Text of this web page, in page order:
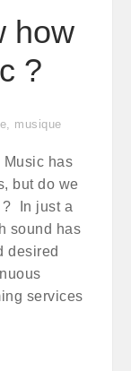
how
?
, musique
has
but do we
? In just a
sound has
desired
services